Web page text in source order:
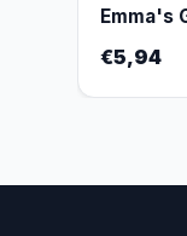
Emma's
€5,94